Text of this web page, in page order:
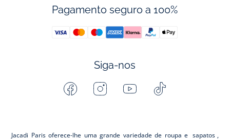
Pagamento seguro a 100%
Siga-nos
FacebookInstagramYoutube
Jacadi Paris oferece-lhe uma grande variedade de roupa e sapatos ,